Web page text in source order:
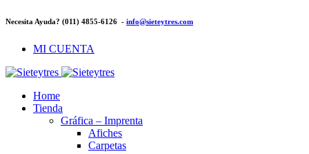
Necesita Ayuda? (011) 4855-6126 - info@sieteytres.com
MI CUENTA
Home
Tienda
Gráfica – Imprenta
Afiches
Carpetas